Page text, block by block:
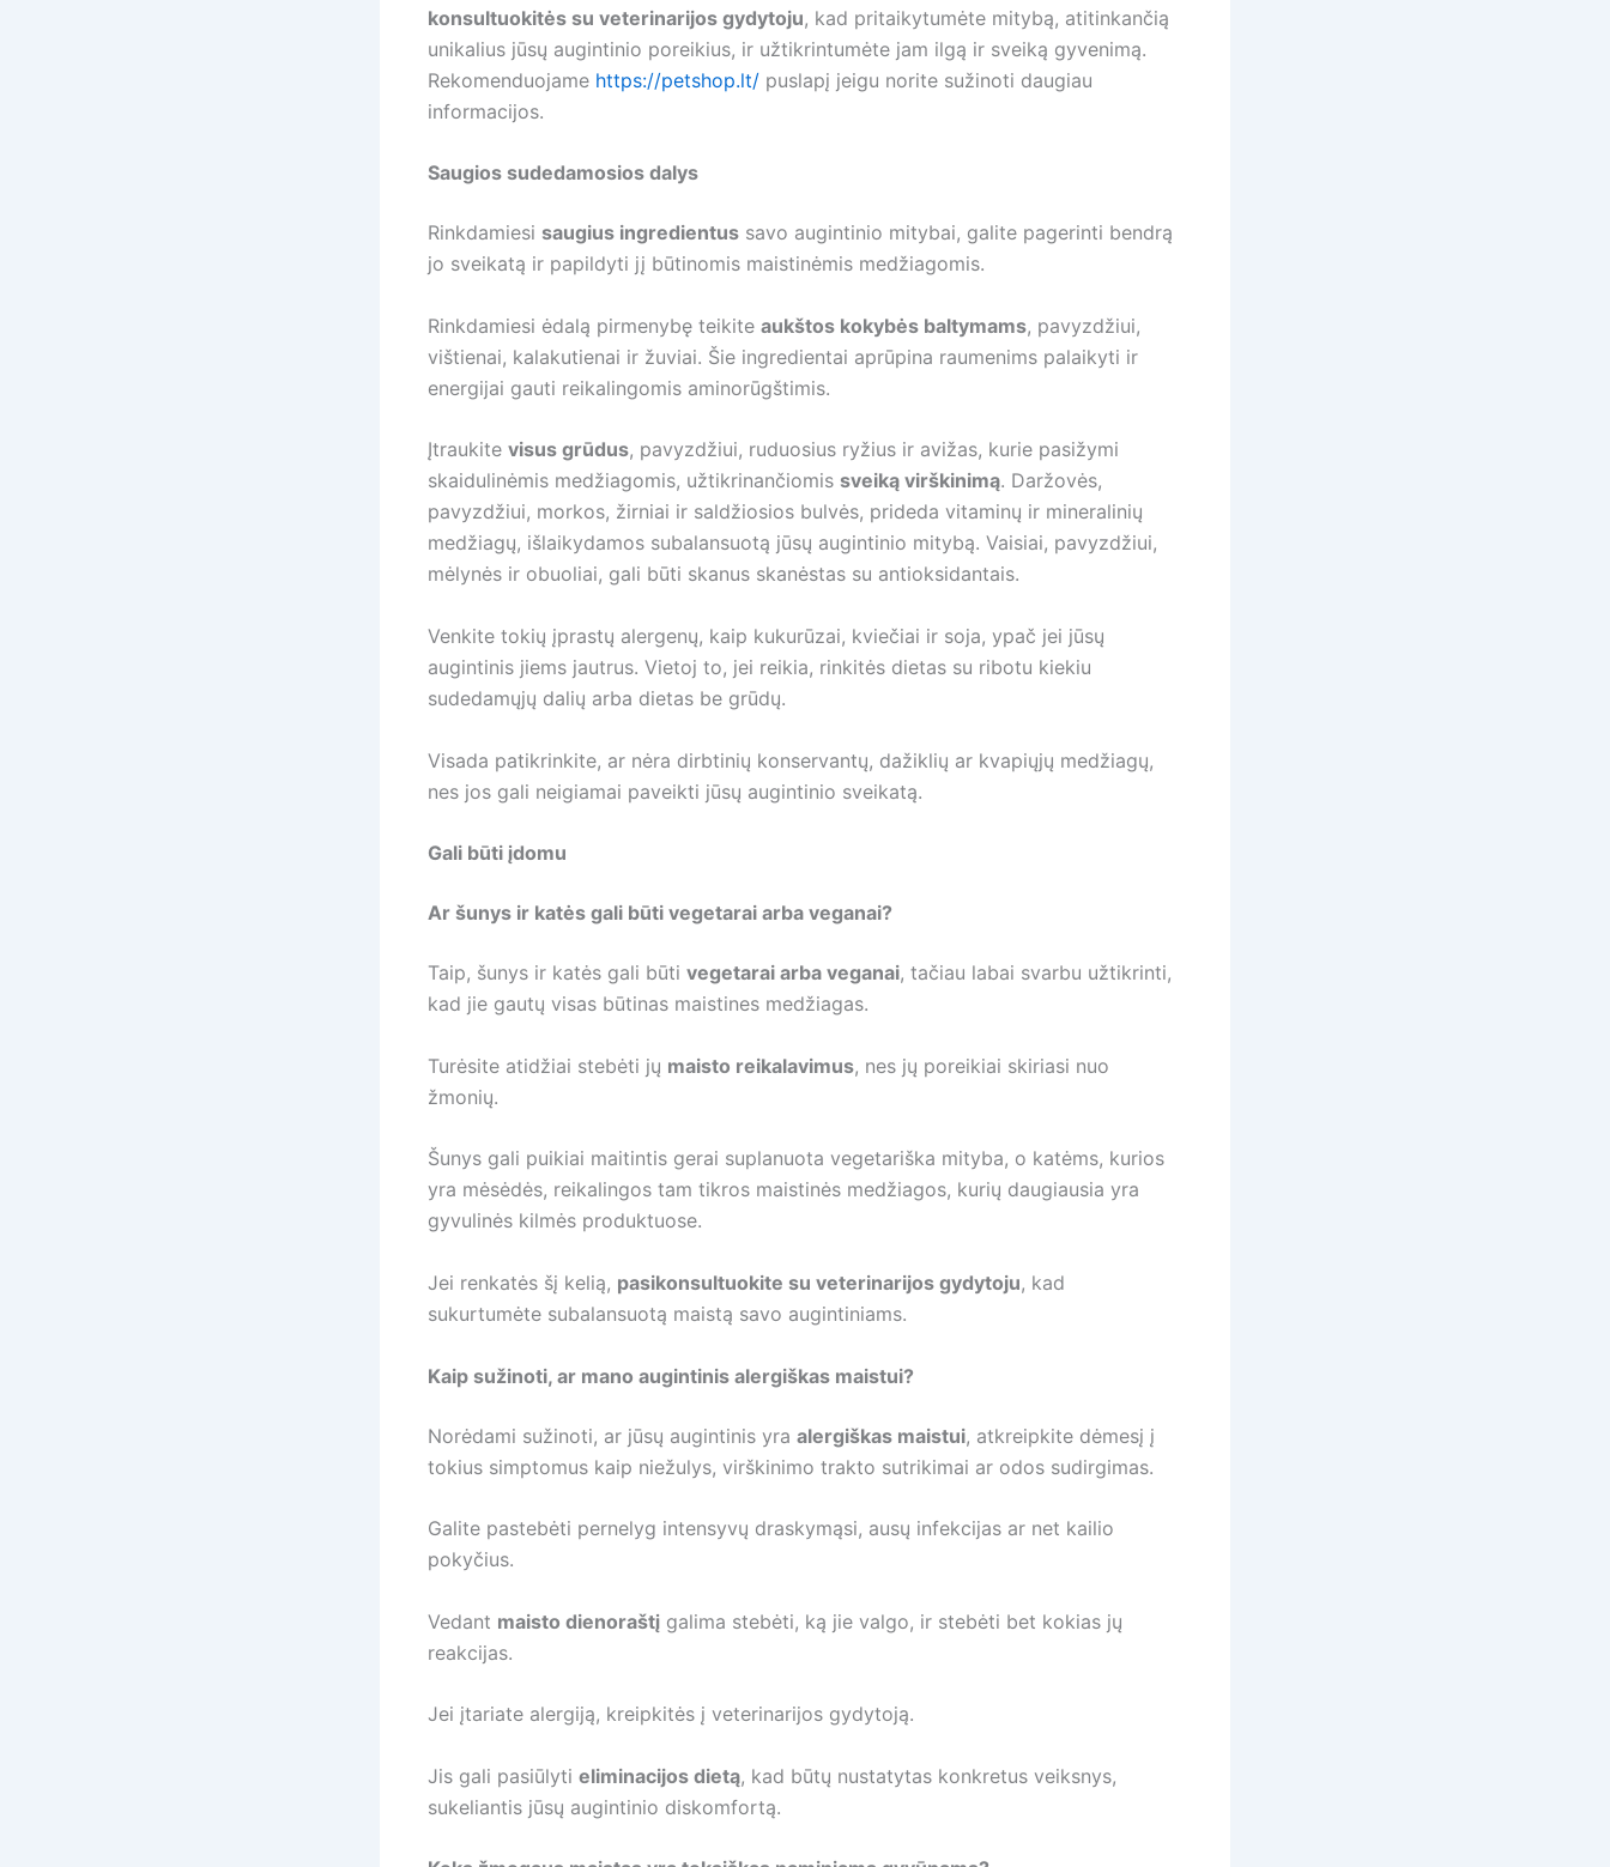
konsultuokitės su veterinarijos gydytoju, kad pritaikytumėte mitybą, atitinkančią
unikalius jūsų augintinio poreikius, ir užtikrintumėte jam ilgą ir sveiką gyvenimą.
Rekomenduojame https://petshop.lt/ puslapį jeigu norite sužinoti daugiau
informacijos.
Saugios sudedamosios dalys
Rinkdamiesi saugius ingredientus savo augintinio mitybai, galite pagerinti bendrą
jo sveikatą ir papildyti jį būtinomis maistinėmis medžiagomis.
Rinkdamiesi ėdalą pirmenybę teikite aukštos kokybės baltymams, pavyzdžiui,
vištienai, kalakutienai ir žuviai. Šie ingredientai aprūpina raumenims palaikyti ir
energijai gauti reikalingomis aminorūgštimis.
Įtraukite visus grūdus, pavyzdžiui, ruduosius ryžius ir avižas, kurie pasižymi
skaidulinėmis medžiagomis, užtikrinančiomis sveiką virškinimą. Daržovės,
pavyzdžiui, morkos, žirniai ir saldžiosios bulvės, prideda vitaminų ir mineralinių
medžiagų, išlaikydamos subalansuotą jūsų augintinio mitybą. Vaisiai, pavyzdžiui,
mėlynės ir obuoliai, gali būti skanus skanėstas su antioksidantais.
Venkite tokių įprastų alergenų, kaip kukurūzai, kviečiai ir soja, ypač jei jūsų
augintinis jiems jautrus. Vietoj to, jei reikia, rinkitės dietas su ribotu kiekiu
sudedamųjų dalių arba dietas be grūdų.
Visada patikrinkite, ar nėra dirbtinių konservantų, dažiklių ar kvapiųjų medžiagų,
nes jos gali neigiamai paveikti jūsų augintinio sveikatą.
Gali būti įdomu
Ar šunys ir katės gali būti vegetarai arba veganai?
Taip, šunys ir katės gali būti vegetarai arba veganai, tačiau labai svarbu užtikrinti,
kad jie gautų visas būtinas maistines medžiagas.
Turėsite atidžiai stebėti jų maisto reikalavimus, nes jų poreikiai skiriasi nuo
žmonių.
Šunys gali puikiai maitintis gerai suplanuota vegetariška mityba, o katėms, kurios
yra mėsėdės, reikalingos tam tikros maistinės medžiagos, kurių daugiausia yra
gyvulinės kilmės produktuose.
Jei renkatės šį kelią, pasikonsultuokite su veterinarijos gydytoju, kad
sukurtumėte subalansuotą maistą savo augintiniams.
Kaip sužinoti, ar mano augintinis alergiškas maistui?
Norėdami sužinoti, ar jūsų augintinis yra alergiškas maistui, atkreipkite dėmesį į
tokius simptomus kaip niežulys, virškinimo trakto sutrikimai ar odos sudirgimas.
Galite pastebėti pernelyg intensyvų draskymąsi, ausų infekcijas ar net kailio
pokyčius.
Vedant maisto dienoraštį galima stebėti, ką jie valgo, ir stebėti bet kokias jų
reakcijas.
Jei įtariate alergiją, kreipkitės į veterinarijos gydytoją.
Jis gali pasiūlyti eliminacijos dietą, kad būtų nustatytas konkretus veiksnys,
sukeliantis jūsų augintinio diskomfortą.